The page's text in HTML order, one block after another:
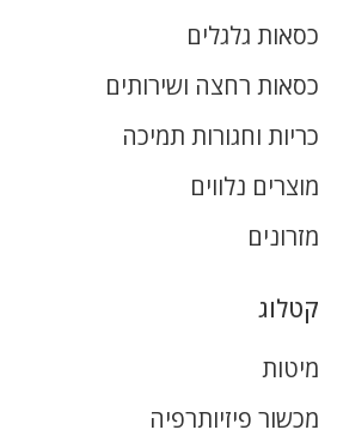
כסאות גלגלים
כסאות רחצה ושירותים
כריות וחגורות תמיכה
מוצרים נלווים
מזרונים
קטלוג
מיטות
מכשור פיזיותרפיה